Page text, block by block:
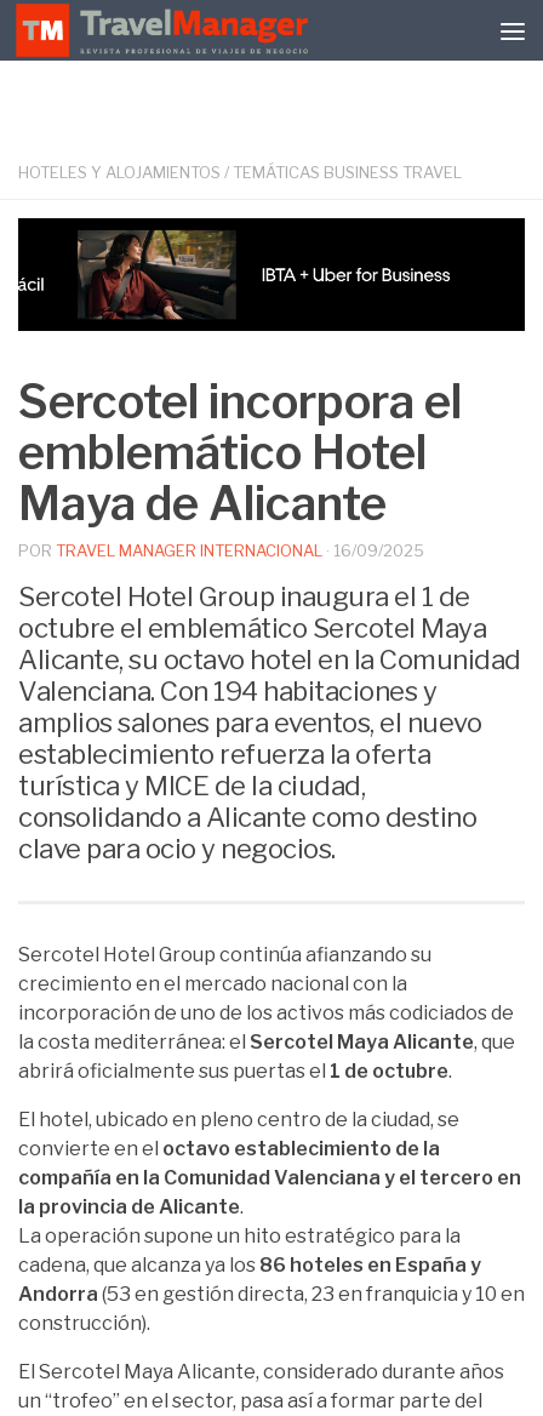
Debajo del contenido
HOTELES Y ALOJAMIENTOS / TEMÁTICAS BUSINESS TRAVEL
Sercotel incorpora el
emblemático Hotel
Maya de Alicante
POR TRAVEL MANAGER INTERNACIONAL · 16/09/2025
Sercotel Hotel Group inaugura el 1 de
octubre el emblemático Sercotel Maya
Alicante, su octavo hotel en la Comunidad
Valenciana. Con 194 habitaciones y
amplios salones para eventos, el nuevo
establecimiento refuerza la oferta
turística y MICE de la ciudad,
consolidando a Alicante como destino
clave para ocio y negocios.
Sercotel Hotel Group continúa afianzando su
crecimiento en el mercado nacional con la
incorporación de uno de los activos más codiciados de
la costa mediterránea: el Sercotel Maya Alicante, que
abrirá oficialmente sus puertas el 1 de octubre.
El hotel, ubicado en pleno centro de la ciudad, se
convierte en el octavo establecimiento de la
compañía en la Comunidad Valenciana y el tercero en
la provincia de Alicante.
La operación supone un hito estratégico para la
cadena, que alcanza ya los 86 hoteles en España y
Andorra (53 en gestión directa, 23 en franquicia y 10 en
construcción).
El Sercotel Maya Alicante, considerado durante años
un “trofeo” en el sector, pasa así a formar parte del